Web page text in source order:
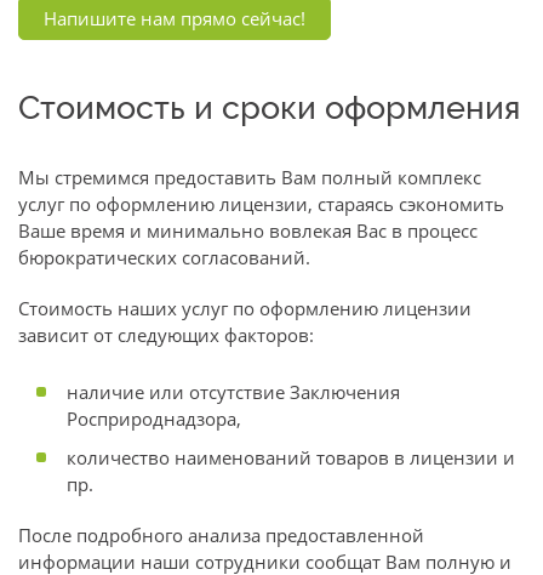
Напишите нам прямо сейчас!
Стоимость и сроки оформления
Мы стремимся предоставить Вам полный комплекс
услуг по оформлению лицензии, стараясь сэкономить
Ваше время и минимально вовлекая Вас в процесс
бюрократических согласований.
Стоимость наших услуг по оформлению лицензии
зависит от следующих факторов:
наличие или отсутствие Заключения
Росприроднадзора,
количество наименований товаров в лицензии и
пр.
После подробного анализа предоставленной
информации наши сотрудники сообщат Вам полную и